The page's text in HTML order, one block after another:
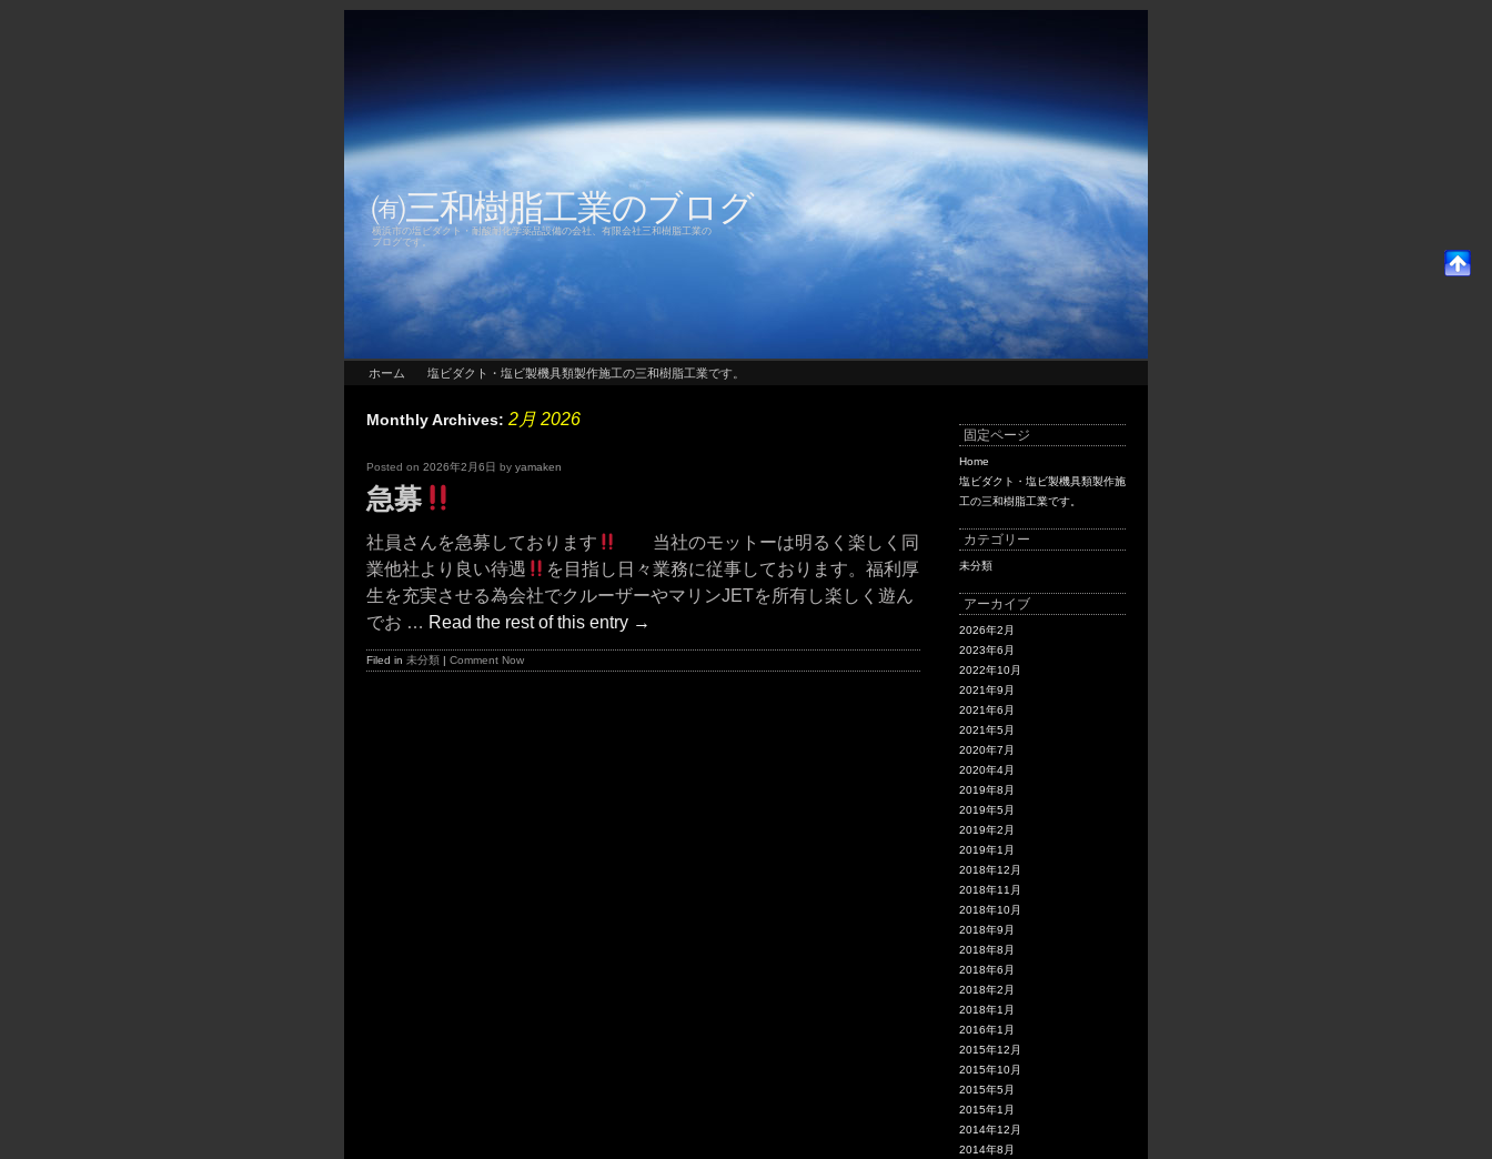
㈲三和樹脂工業のブログ
横浜市の塩ビダクト・耐酸耐化学薬品設備の会社、有限会社三和樹脂工業の
ブログです。
ホーム 塩ビダクト・塩ビ製機具類製作施工の三和樹脂工業です。
Monthly Archives: 2月 2026
Posted on 2026年2月6日 by yamaken
急募
社員さんを急募しております
当社のモットーは明るく楽しく同
業他社より良い待遇
を目指し日々業務に従事しております。福利厚
生を充実させる為会社でクルーザーやマリンJETを所有し楽しく遊ん
でお … Read the rest of this entry →
Filed in 未分類 | Comment Now
固定ページ
Home
塩ビダクト・塩ビ製機具類製作施
工の三和樹脂工業です。
カテゴリー
未分類
アーカイブ
2026年2月
2023年6月
2022年10月
2021年9月
2021年6月
2021年5月
2020年7月
2020年4月
2019年8月
2019年5月
2019年2月
2019年1月
2018年12月
2018年11月
2018年10月
2018年9月
2018年8月
2018年6月
2018年2月
2018年1月
2016年1月
2015年12月
2015年10月
2015年5月
2015年1月
2014年12月
2014年8月